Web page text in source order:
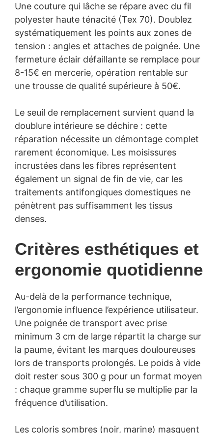
Une couture qui lâche se répare avec du fil
polyester haute ténacité (Tex 70). Doublez
systématiquement les points aux zones de
tension : angles et attaches de poignée. Une
fermeture éclair défaillante se remplace pour
8-15€ en mercerie, opération rentable sur
une trousse de qualité supérieure à 50€.
Le seuil de remplacement survient quand la
doublure intérieure se déchire : cette
réparation nécessite un démontage complet
rarement économique. Les moisissures
incrustées dans les fibres représentent
également un signal de fin de vie, car les
traitements antifongiques domestiques ne
pénètrent pas suffisamment les tissus
denses.
Critères esthétiques et
ergonomie quotidienne
Au-delà de la performance technique,
l’ergonomie influence l’expérience utilisateur.
Une poignée de transport avec prise
minimum 3 cm de large répartit la charge sur
la paume, évitant les marques douloureuses
lors de transports prolongés. Le poids à vide
doit rester sous 300 g pour un format moyen
: chaque gramme superflu se multiplie par la
fréquence d’utilisation.
Les coloris sombres (noir, marine) masquent